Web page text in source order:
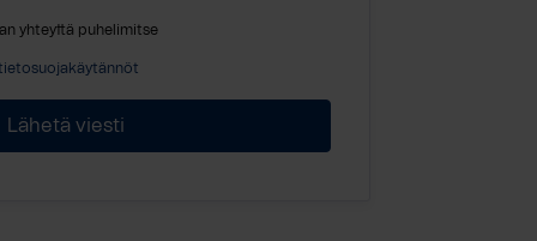
yhteyttä puhelimitse